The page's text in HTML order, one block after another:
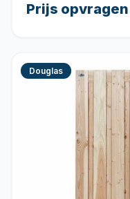
Prijs opvragen
Douglas